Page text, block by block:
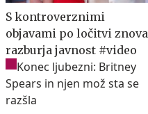
S kontroverznimi
objavami po ločitvi znova
razburja javnost #video